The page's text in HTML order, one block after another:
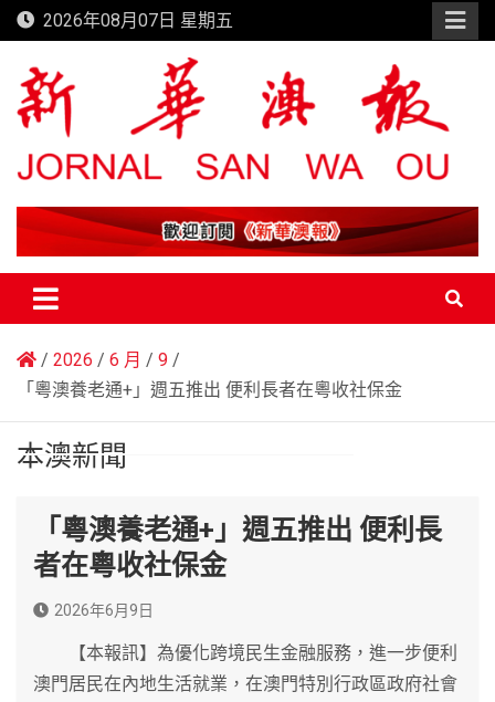
Skip
to
content
2026年08月07日 星期五
新華澳報
2026 6 月
9
「粵澳養老通+」週五推出 便利長者在粵收社保金
本澳新聞
「粵澳養老通+」週五推出 便利長
者在粵收社保金
2026年6月9日
【本報訊】為優化跨境民生金融服務，進一步便利
澳門居民在內地生活就業，在澳門特別行政區政府社會